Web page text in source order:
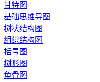
甘特图
基础思维导图
树状结构图
组织结构图
括号图
树形图
鱼骨图